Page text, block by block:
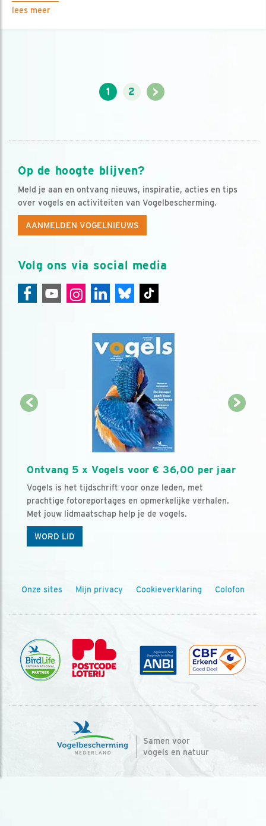
lees meer
1 2 >
Op de hoogte blijven?
Meld je aan en ontvang nieuws, inspiratie, acties en tips
over vogels en activiteiten van Vogelbescherming.
AANMELDEN VOGELNIEUWS
Volg ons via social media
Ontvang 5 x Vogels voor € 36,00 per jaar
Vogels is het tijdschrift voor onze leden, met
prachtige fotoreportages en opmerkelijke verhalen.
Met jouw lidmaatschap help je de vogels.
WORD LID
Onze sites Mijn privacy Cookieverklaring Colofon
Samen voor
vogels en natuur